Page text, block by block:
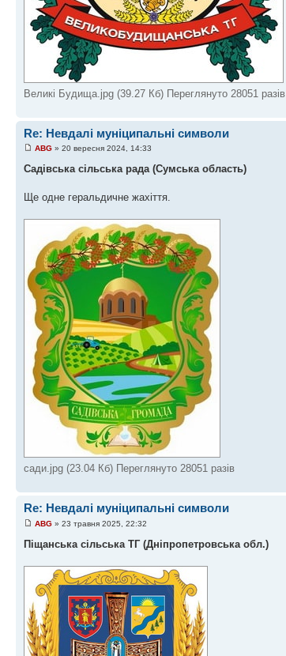
Великі Будища.jpg (39.27 Кб) Переглянуто 28051 разів
Re: Невдалі муніципальні символи
ABG » 20 вересня 2024, 14:33
Садівська сільська рада (Сумська область)
Ще одне геральдичне жахіття.
сади.jpg (23.04 Кб) Переглянуто 28051 разів
Re: Невдалі муніципальні символи
ABG » 23 травня 2025, 22:32
Піщанська сільська ТГ (Дніпропетровська обл.)